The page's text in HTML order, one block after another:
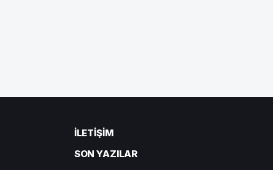
İLETIŞIM
SON YAZILAR